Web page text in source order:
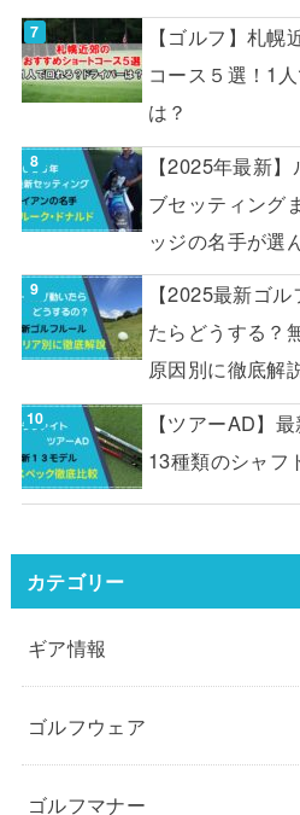
【ゴルフ】札幌
コース５選！1
は？
【2025年最新
ブセッティング
ッジの名手が選
【2025最新ゴ
たらどうする？
原因別に徹底解
【ツアーAD】
13種類のシャフ
カテゴリー
ギア情報
ゴルフウェア
ゴルフマナー